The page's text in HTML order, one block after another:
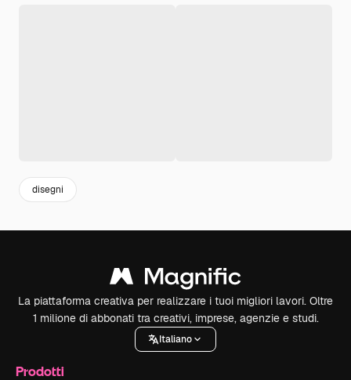
disegni
La piattaforma creativa per realizzare i tuoi migliori lavori. Oltre
1 milione di abbonati tra creativi, imprese, agenzie e studi.
Italiano
Prodotti